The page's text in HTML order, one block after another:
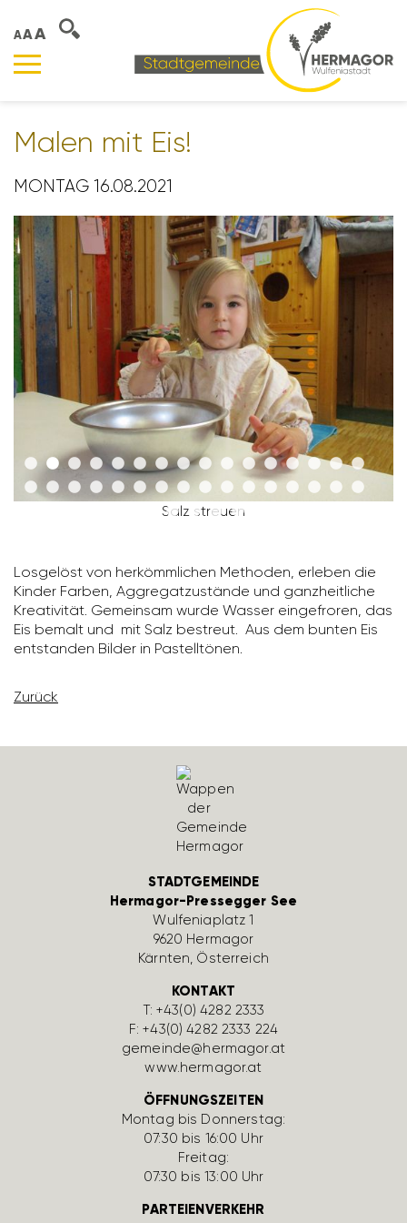
AAA
Malen mit Eis!
MONTAG 16.08.2021
Salz streuen
Losge­löst von herkömm­li­chen Methoden, erleben die
Kinder Farben, Aggre­gat­zu­stände und ganz­heit­liche
Krea­ti­vität. Gemeinsam wurde Wasser einge­froren, das
Eis bemalt und mit Salz bestreut. Aus dem bunten Eis
entstanden Bilder in Pastell­tönen.
Zurück
STADTGEMEINDE
Hermagor-Pressegger See
Wulfe­nia­platz 1
9620 Hermagor
Kärnten, Öster­reich
KONTAKT
T:+43(0) 4282 2333
F: +43(0) 4282 2333 224
gemeinde@hermagor.at
www.hermagor.at
ÖFFNUNGSZEITEN
Montag bis Donnerstag:
07:30 bis 16:00 Uhr
Freitag:
07:30 bis 13:00 Uhr
PARTEIENVERKEHR